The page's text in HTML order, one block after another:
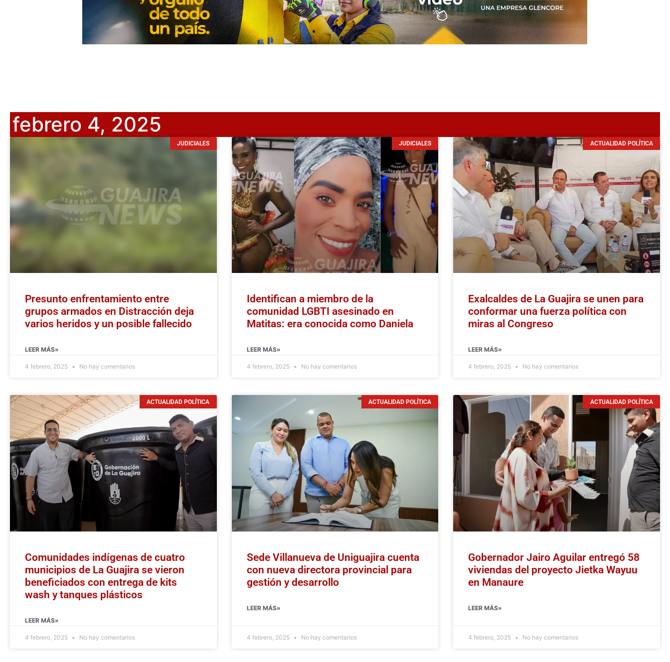
febrero 4, 2025
JUDICIALES
Presunto enfrentamiento entre
grupos armados en Distracción deja
varios heridos y un posible fallecido
LEER MÁS»
4 febrero, 2025 No hay comentarios
JUDICIALES
Identifican a miembro de la
comunidad LGBTI asesinado en
Matitas: era conocida como Daniela
LEER MÁS»
4 febrero, 2025 No hay comentarios
ACTUALIDAD POLÍTICA
Exalcaldes de La Guajira se unen para
conformar una fuerza política con
miras al Congreso
LEER MÁS»
4 febrero, 2025 No hay comentarios
ACTUALIDAD POLÍTICA
Comunidades indígenas de cuatro
municipios de La Guajira se vieron
beneficiados con entrega de kits
wash y tanques plásticos
LEER MÁS»
4 febrero, 2025 No hay comentarios
ACTUALIDAD POLÍTICA
Sede Villanueva de Uniguajira cuenta
con nueva directora provincial para
gestión y desarrollo
LEER MÁS»
4 febrero, 2025 No hay comentarios
ACTUALIDAD POLÍTICA
Gobernador Jairo Aguilar entregó 58
viviendas del proyecto Jietka Wayuu
en Manaure
LEER MÁS»
4 febrero, 2025 No hay comentarios